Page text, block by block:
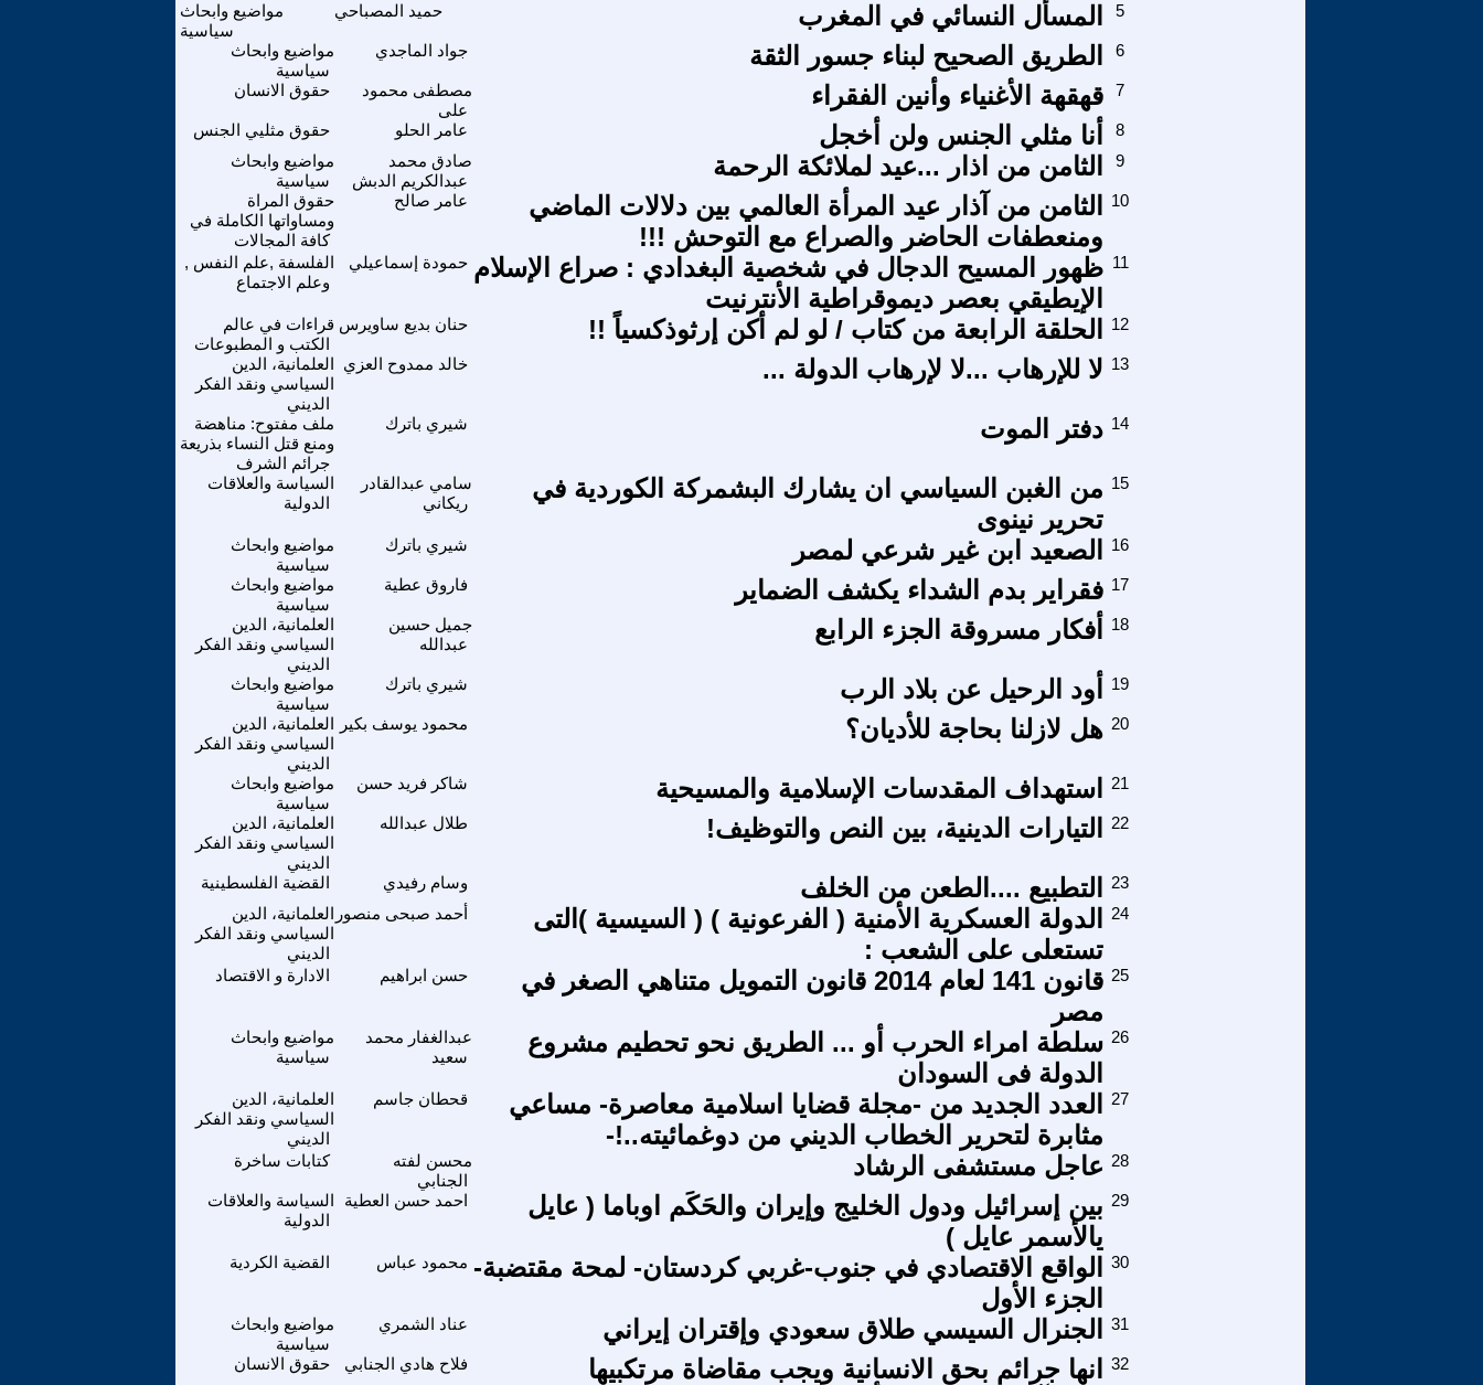
مواضيع وابحاث
سياسية
حميد المصباحي المسأل النسائي في المغرب 5
مواضيع وابحاث
سياسية
جواد الماجدي الطريق الصحيح لبناء جسور الثقة 6
حقوق الانسان
مصطفى محمود
على
قهقهة الأغنياء وأنين الفقراء 7
حقوق مثليي الجنس عامر الحلو أنا مثلي الجنس ولن أخجل
8
مواضيع وابحاث
سياسية
صادق محمد
عبدالكريم الدبش
الثامن من اذار ...عيد لملائكة الرحمة 9
حقوق المراة
ومساواتها الكاملة في
كافة المجالات
عامر صالح
الثامن من آذار عيد المرأة العالمي بين دلالات الماضي
ومنعطفات الحاضر والصراع مع التوحش !!!
10
الفلسفة ,علم النفس ,
وعلم الاجتماع
حمودة إسماعيلي ظهور المسيح الدجال في شخصية البغدادي : صراع الإسلام
الإيطيقي بعصر ديموقراطية الأنترنيت
11
قراءات في عالم
الكتب و المطبوعات
حنان بديع ساويرس الحلقة الرابعة من كتاب / لو لم أكن إرثوذكسياً !! 12
العلمانية، الدين
السياسي ونقد الفكر
الديني
خالد ممدوح العزي لا للإرهاب ...لا لإرهاب الدولة ... 13
ملف مفتوح: مناهضة
ومنع قتل النساء بذريعة
جرائم الشرف
شيري باترك دفتر الموت 14
السياسة والعلاقات
الدولية
سامي عبدالقادر
ريكاني
من الغبن السياسي ان يشارك البشمركة الكوردية في
تحرير نينوى
15
مواضيع وابحاث
سياسية
شيري باترك الصعيد ابن غير شرعي لمصر 16
مواضيع وابحاث
سياسية
فاروق عطية فقراير بدم الشداء يكشف الضماير 17
العلمانية، الدين
السياسي ونقد الفكر
الديني
جميل حسين
عبدالله
أفكار مسروقة الجزء الرابع 18
مواضيع وابحاث
سياسية
شيري باترك أود الرحيل عن بلاد الرب 19
العلمانية، الدين
السياسي ونقد الفكر
الديني
محمود يوسف بكير هل لازلنا بحاجة للأديان؟ 20
مواضيع وابحاث
سياسية
شاكر فريد حسن استهداف المقدسات الإسلامية والمسيحية 21
العلمانية، الدين
السياسي ونقد الفكر
الديني
طلال عبدالله التيارات الدينية، بين النص والتوظيف! 22
القضية الفلسطينية وسام رفيدي التطبيع ....الطعن من الخلف
23
العلمانية، الدين
السياسي ونقد الفكر
الديني
أحمد صبحى منصور
الدولة العسكرية الأمنية ( الفرعونية ) ( السيسية )التى
تستعلى على الشعب :
24
الادارة و الاقتصاد حسن ابراهيم
قانون 141 لعام 2014 قانون التمويل متناهي الصغر في
مصر
25
مواضيع وابحاث
سياسية
عبدالغفار محمد
سعيد
سلطة امراء الحرب أو ... الطريق نحو تحطيم مشروع
الدولة فى السودان
26
العلمانية، الدين
السياسي ونقد الفكر
الديني
قحطان جاسم
العدد الجديد من -مجلة قضايا اسلامية معاصرة- مساعي
مثابرة لتحرير الخطاب الديني من دوغمائيته..!-
27
كتابات ساخرة
محسن لفته
الجنابي
عاجل مستشفى الرشاد 28
السياسة والعلاقات
الدولية
احمد حسن العطية
بين إسرائيل ودول الخليج وإيران والحَكَم اوباما ( عايل
يالأسمر عايل )
29
القضية الكردية محمود عباس الواقع الاقتصادي في جنوب-غربي كردستان- لمحة مقتضبة-
الجزء الأول
30
مواضيع وابحاث
سياسية
عناد الشمري الجنرال السيسي طلاق سعودي وإقتران إيراني 31
حقوق الانسان فلاح هادي الجنابي انها جرائم بحق الانسانية ويجب مقاضاة مرتکبيها
32